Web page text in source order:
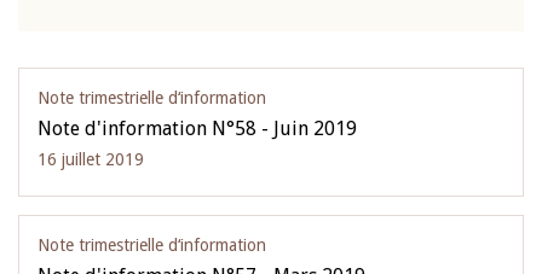
Note trimestrielle d‘information
Note d'information N°58 - Juin 2019
16 juillet 2019
Note trimestrielle d‘information